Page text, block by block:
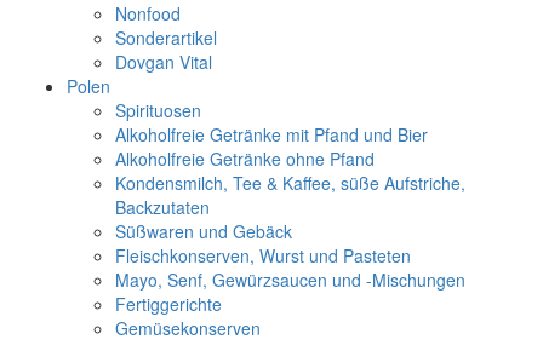
Nonfood
Sonderartikel
Dovgan Vital
Polen
Spirituosen
Alkoholfreie Getränke mit Pfand und Bier
Alkoholfreie Getränke ohne Pfand
Kondensmilch, Tee & Kaffee, süße Aufstriche,
Backzutaten
Süßwaren und Gebäck
Fleischkonserven, Wurst und Pasteten
Mayo, Senf, Gewürzsaucen und -Mischungen
Fertiggerichte
Gemüsekonserven